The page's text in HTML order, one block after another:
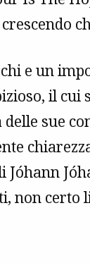
e un
il cui
sue
Jóhann
non certo